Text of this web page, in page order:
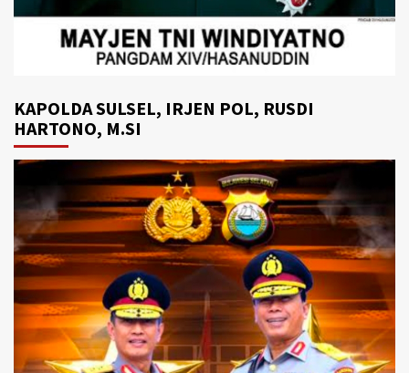
KAPOLDA SULSEL, IRJEN POL, RUSDI
HARTONO, M.SI